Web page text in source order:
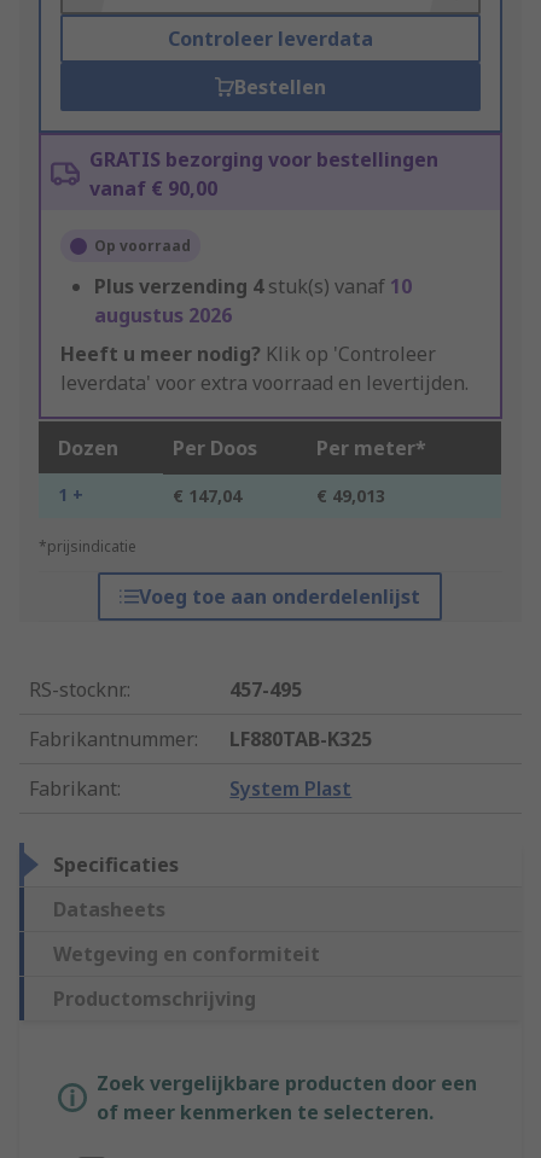
Controleer leverdata
Bestellen
GRATIS bezorging voor bestellingen
vanaf € 90,00
Op voorraad
Plus verzending 4stuk(s) vanaf 10
augustus 2026
Heeft u meer nodig? Klik op 'Controleer
leverdata' voor extra voorraad en levertijden.
Dozen Per Doos Per meter*
1 + € 147,04 € 49,013
*prijsindicatie
Voeg toe aan onderdelenlijst
RS-stocknr.:
457-495
Fabrikantnummer:
LF880TAB-K325
Fabrikant: System Plast
Specificaties
Datasheets
Wetgeving en conformiteit
Productomschrijving
Zoek vergelijkbare producten door een
of meer kenmerken te selecteren.